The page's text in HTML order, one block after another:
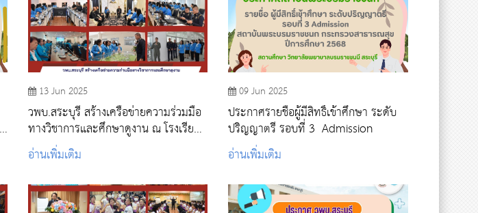
13 Jun 2025
วพบ.สระบุรี สร้างเครือข่ายความร่วมมือ
ทางวิชาการและศึกษาดูงาน ณ โรงเรียน
นายเรืออากาศนวมินทกษัตริยาธิราช
อ่านเพิ่มเติม
09 Jun 2025
ประกาศรายชื่อผู้มีสิทธิ์เข้าศึกษา ระดับ
ปริญญาตรี รอบที่ 3 Admission
อ่านเพิ่มเติม